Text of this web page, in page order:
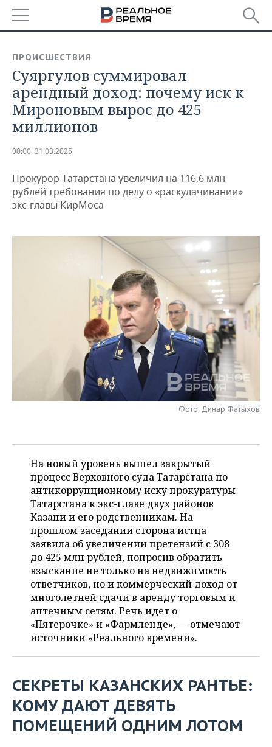
БАШКОРТОСТАН
ТАТАРСТАН
УДМУРТИЯ
НОВОСТИ
АНАЛИТИКА
НОВОСТИ АНАЛИТИКИ
ДЕКЛАРАЦИИ О ДОХОДАХ
КОРОЛИ ГОСЗАКАЗА ПФО
ВУЗЫ ТАТАРСТАНА
КОМУ ПРИНАДЛЕЖАТ
ЭКОНОМИКА
НОВОСТИ ЭКОНОМИКИ
ФИНАНСЫ
БАНКИ
БЮДЖЕТ
ПРОМЫШЛЕННОСТЬ
НОВОСТИ
ПРОМЫШЛЕННОСТИ
НЕДВИЖИМОСТЬ
НОВОСТИ НЕДВИЖИМОСТИ
АВТО
НОВОСТИ АВТО
БИЗНЕС
РОЗНИЧНАЯ ТОРГОВЛЯ
НОВОСТИ ТЕХНОЛОГИЙ
ТЕЛЕКОММУНИКАЦИИ
НОВОСТИ МЕРОПРИЯТИЙ
ВЫЕЗДНАЯ РЕДАКЦИЯ
БИЗНЕС-БРАНЧИ
НОВОСТИ СПОРТА
ВОЛЕЙБОЛ
КИБЕРСПОРТ
ФИГУРНОЕ КАТАНИЕ
ВОДНЫЕ ВИДЫ СПОРТА
ХОККЕЙ С МЯЧОМ
НОВОСТИ ОБЩЕСТВА
ИСТОРИЯ
КУЛЬТУРА
МЕДИЦИНА
ОБРАЗОВАНИЕ
ПРОИСШЕСТВИЯ
ФОТОГАЛЕРЕЯ
СПИСОК ПЕРСОН
СПИСОК КОМПАНИЙ
ПОЛНАЯ ВЕРСИЯ
ПРОИСШЕСТВИЯ
Суяргулов суммировал
арендный доход: почему иск к
Мироновым вырос до 425
миллионов
00:00, 31.03.2025
Прокурор Татарстана увеличил на 116,6 млн
рублей требования по делу о «раскулачивании»
экс-главы КирМоса
Фото: Динар Фатыхов
На новый уровень вышел закрытый
процесс Верховного суда Татарстана по
антикоррупционному иску прокуратуры
Татарстана к экс-главе двух районов
Казани и его родственникам. На
прошлом заседании сторона истца
заявила об увеличении претензий с 308
до 425 млн рублей, попросив обратить
взыскание не только на недвижимость
ответчиков, но и коммерческий доход от
многолетней сдачи в аренду торговым и
аптечным сетям. Речь идет о
«Пятерочке» и «Фармленде», — отмечают
источники «Реального времени».
СЕКРЕТЫ КАЗАНСКИХ РАНТЬЕ:
КОМУ ДАЮТ ДЕВЯТЬ
ПОМЕЩЕНИЙ ОДНИМ ЛОТОМ